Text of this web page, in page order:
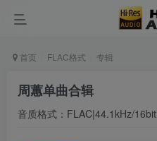
首页 FLAC格式 专辑
周蕙单曲合辑
音质格式：FLAC|44.1kHz/16bit